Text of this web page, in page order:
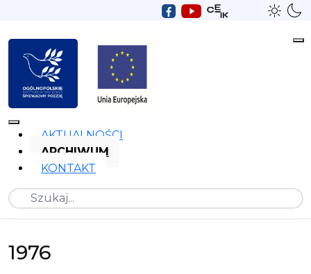
AKTUALNOŚCI
ARCHIWUM
KONTAKT
Szukaj
1976